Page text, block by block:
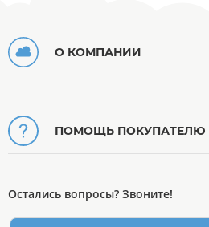
О КОМПАНИИ
ПОМОЩЬ ПОКУПАТЕЛЮ
Остались вопросы? Звоните!